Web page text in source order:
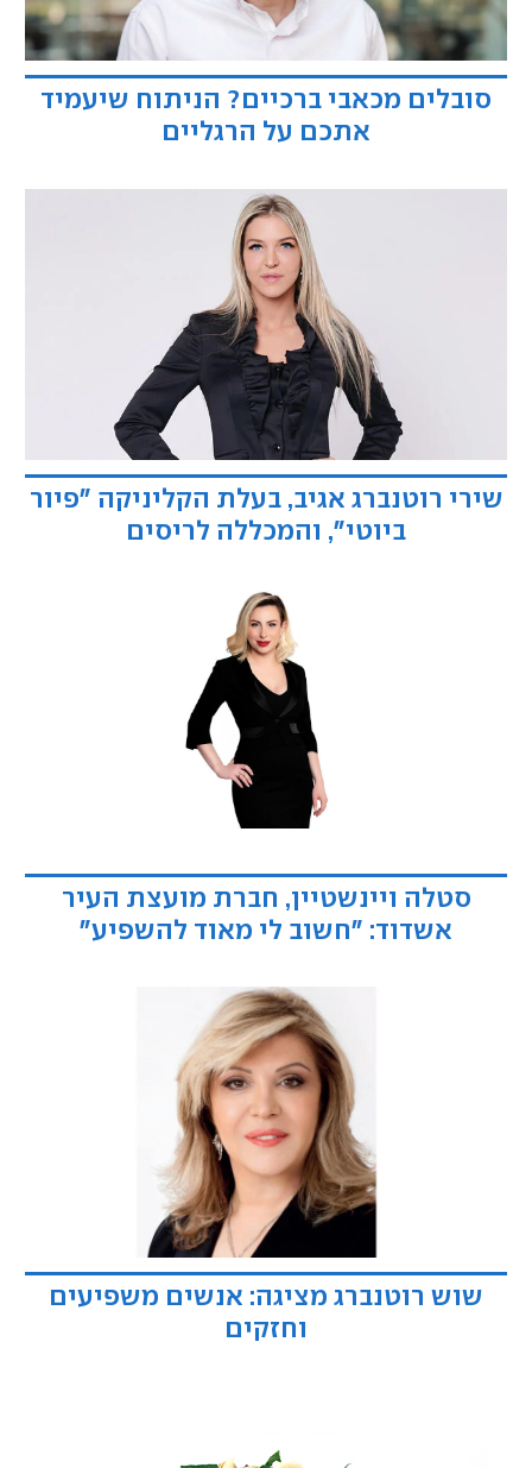
סובלים מכאבי ברכיים? הניתוח שיעמיד
אתכם על הרגליים
שירי רוטנברג אגיב, בעלת הקליניקה ״פיור
ביוטי״, והמכללה לריסים
סטלה ויינשטיין, חברת מועצת העיר
אשדוד: "חשוב לי מאוד להשפיע"
שוש רוטנברג מציגה: אנשים משפיעים
וחזקים